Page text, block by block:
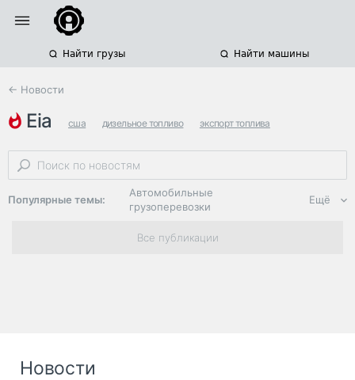
Найти грузы Найти машины
← Новости
eia сша дизельное топливо экспорт топлива
Популярные темы:
Автомобильные
грузоперевозки
Региональная
логистика
Ещё
Все публикации
Новости